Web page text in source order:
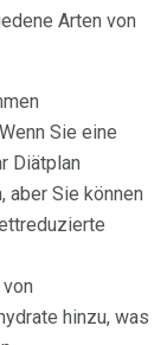
Arten von
Sie eine
Diätplan
aber Sie können
hinzu, was